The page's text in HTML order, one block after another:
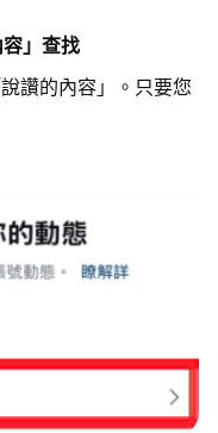
」查找
讚的內容」。只要您